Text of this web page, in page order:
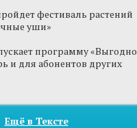
фестиваль растений
уши»
программу «Выгодно
и для абонентов других
Ещё в Тексте